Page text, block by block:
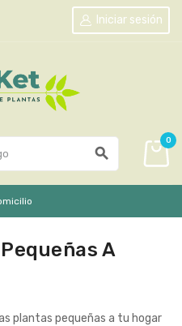
search
Iniciar sesión
0
A
plantas pequeñas a tu hogar